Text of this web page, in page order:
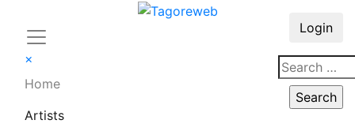
×
Home
Artists
Login